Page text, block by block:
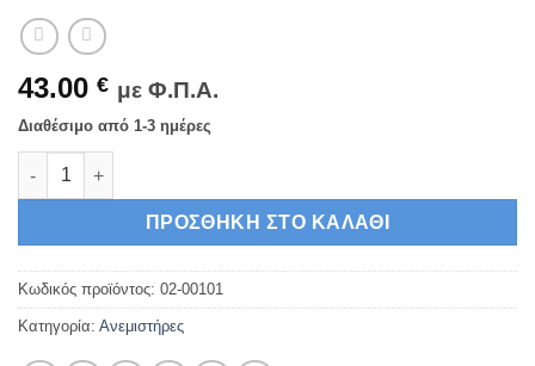
43.00 € με Φ.Π.Α.
Διαθέσιμο από 1-3 ημέρες
ΑΝΕΜΙΣΤΗΡΑΣ ΟΡΟΦΗΣ INDUSTRIAL ΛΕΥΚΟ 02-00101 LINEME
ΠΡΟΣΘΉΚΗ ΣΤΟ ΚΑΛΆΘΙ
Κωδικός προϊόντος: 02-00101
Κατηγορία: Ανεμιστήρες